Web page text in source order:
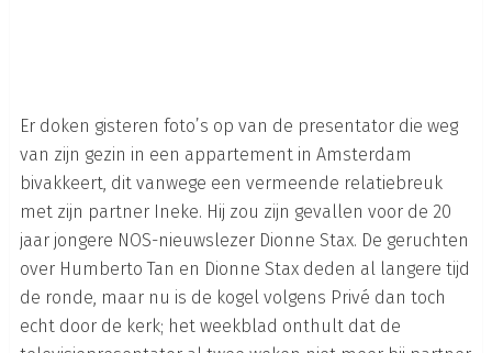
Er doken gisteren foto’s op van de presentator die weg
van zijn gezin in een appartement in Amsterdam
bivakkeert, dit vanwege een vermeende relatiebreuk
met zijn partner Ineke. Hij zou zijn gevallen voor de 20
jaar jongere NOS-nieuwslezer Dionne Stax. De geruchten
over Humberto Tan en Dionne Stax deden al langere tijd
de ronde, maar nu is de kogel volgens Privé dan toch
echt door de kerk; het weekblad onthult dat de